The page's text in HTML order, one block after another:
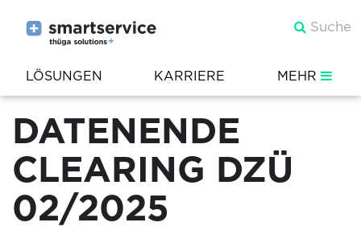
LÖSUNGEN KARRIERE MEHR
DATENENDE
CLEARING DZÜ
02/2025